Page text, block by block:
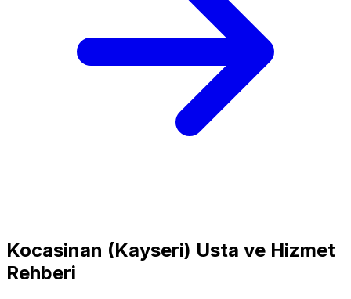
Kocasinan (Kayseri) Usta ve Hizmet
Rehberi